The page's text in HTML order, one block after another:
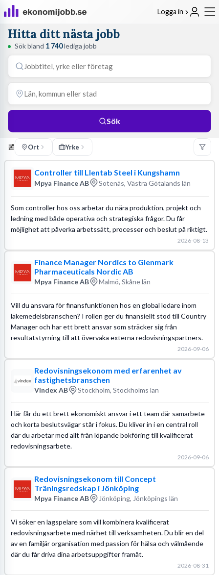
Logga in
Hitta ditt nästa jobb
Sök bland 1 740lediga jobb
Sök
Ort Yrke
Controller till Llentab Steel i Kungshamn
Mpya Finance AB Sotenäs, Västra Götalands län
Som controller hos oss arbetar du nära produktion, projekt och
ledning med både operativa och strategiska frågor. Du får
möjlighet att påverka arbetssätt, processer och beslut på riktigt.
2026-08-13
Finance Manager Nordics to Glenmark
Pharmaceuticals Nordic AB
Mpya Finance AB Malmö, Skåne län
Vill du ansvara för finansfunktionen hos en global ledare inom
läkemedelsbranschen? I rollen ger du finansiellt stöd till Country
Manager och har ett brett ansvar som sträcker sig från
resultatstyrning till att övervaka externa redovisningspartners.
2026-09-06
Redovisningsekonom med erfarenhet av
fastighetsbranschen
Vindex AB Stockholm, Stockholms län
Här får du ett brett ekonomiskt ansvar i ett team där samarbete
och korta beslutsvägar står i fokus. Du kliver in i en central roll
där du arbetar med allt från löpande bokföring till kvalificerat
redovisningsarbete.
2026-09-06
Redovisningsekonom till Concept
Träningsredskap i Jönköping
Mpya Finance AB Jönköping, Jönköpings län
Vi söker en lagspelare som vill kombinera kvalificerat
redovisningsarbete med närhet till verksamheten. Du blir en del
av en familjär organisation med passion för hälsa och välmående
där du får driva dina arbetsuppgifter framåt.
2026-08-31